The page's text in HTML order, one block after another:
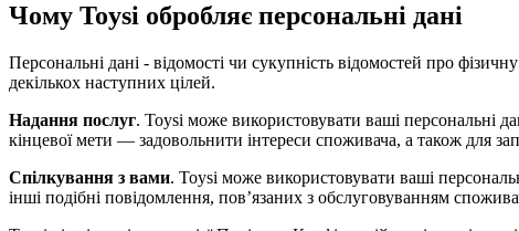
Чому Toysi обробляє персональні дані
Персональні дані - відомості чи сукупність відомостей про
декількох наступних цілей.
Надання послуг. Toysi може використовувати ваші персональні
кінцевої мети — задовольнити інтереси споживача, а також для
Спілкування з вами. Toysi може використовувати ваші
інші подібні повідомлення, пов’язаних з обслуговуванням